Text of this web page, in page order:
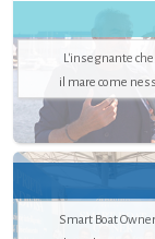
L'insegnante
il mare come
Smart Boat